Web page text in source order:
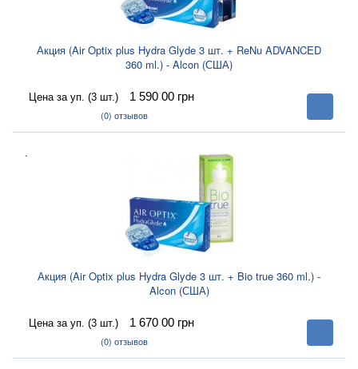
Акция (Air Optix plus Hydra Glyde 3 шт. + ReNu ADVANCED
360 ml.) - Alcon (США)
Цена за уп. (3 шт.) 1 590 00 грн
(0) отзывов
В
корзину
.
Акция (Air Optix plus Hydra Glyde 3 шт. + Bio true 360 ml.) -
Alcon (США)
Цена за уп. (3 шт.) 1 670 00 грн
(0) отзывов
В
корзину